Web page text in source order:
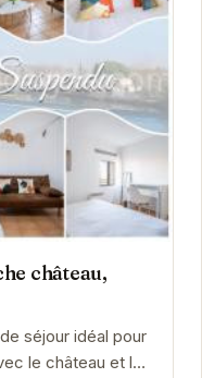
château,
séjour idéal pour
le château et les